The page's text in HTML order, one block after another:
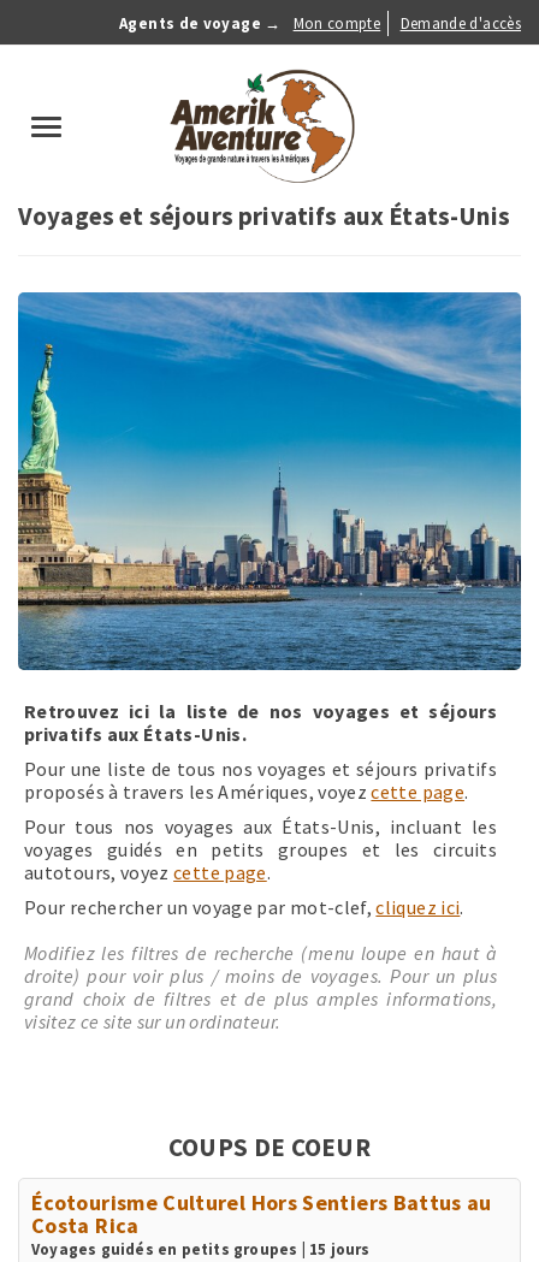
Agents de voyage →
Anonymous
Menu
Mon compte Demande d'accès
Toggle
Voyages et séjours privatifs aux États-Unis
Retrouvez ici la liste de nos voyages et séjours
privatifs aux États-Unis.
Pour une liste de tous nos voyages et séjours privatifs
proposés à travers les Amériques, voyezcette page.
Pour tous nos voyages aux États-Unis, incluant les
voyages guidés en petits groupes et les circuits
autotours, voyezcette page.
Pour rechercher un voyage par mot-clef,cliquez ici.
Modifiez les filtres de recherche (menu loupe en haut à
droite) pour voir plus / moins de voyages. Pour un plus
grand choix de filtres et de plus amples informations,
visitez ce site sur un ordinateur.
COUPS DE COEUR
Écotourisme Culturel Hors Sentiers Battus au
Costa Rica
Voyages guidés en petits groupes | 15 jours